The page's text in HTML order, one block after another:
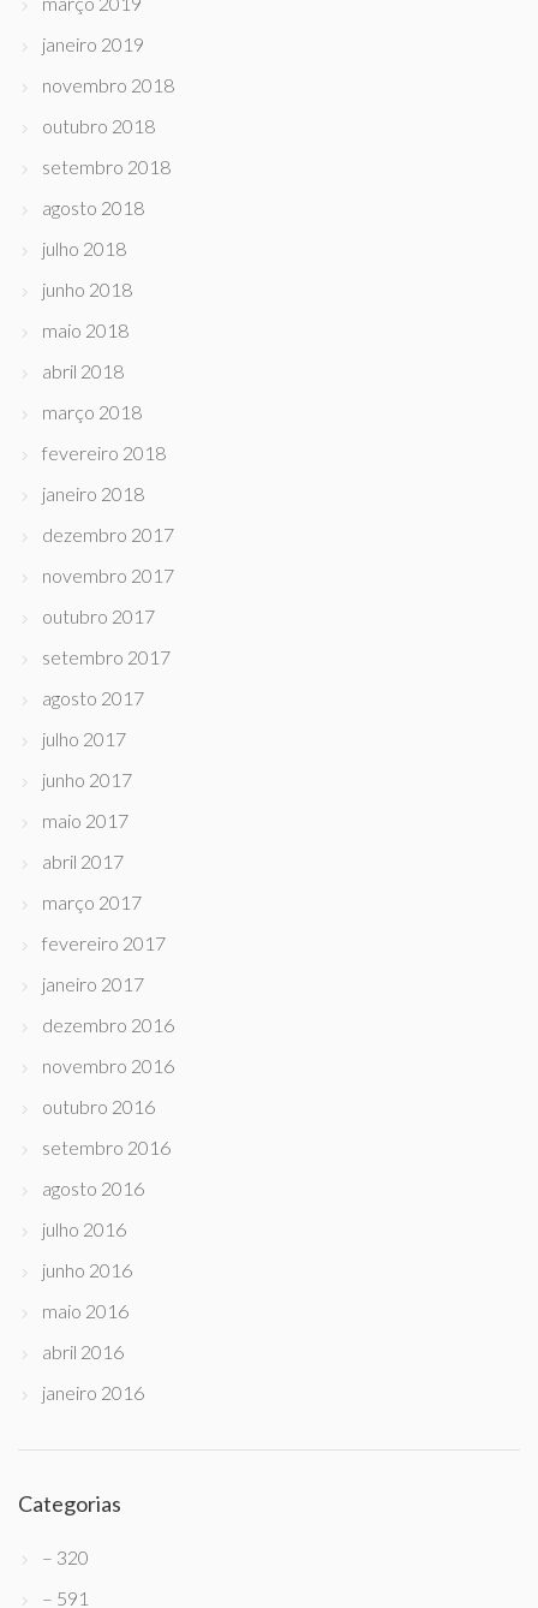
janeiro 2019
novembro 2018
outubro 2018
setembro 2018
agosto 2018
julho 2018
junho 2018
maio 2018
abril 2018
março 2018
fevereiro 2018
janeiro 2018
dezembro 2017
novembro 2017
outubro 2017
setembro 2017
agosto 2017
julho 2017
junho 2017
maio 2017
abril 2017
março 2017
fevereiro 2017
janeiro 2017
dezembro 2016
novembro 2016
outubro 2016
setembro 2016
agosto 2016
julho 2016
junho 2016
maio 2016
abril 2016
janeiro 2016
Categorias
– 320
– 591